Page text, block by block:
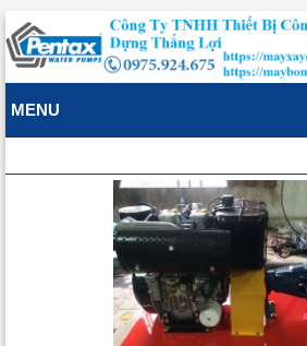
MENU